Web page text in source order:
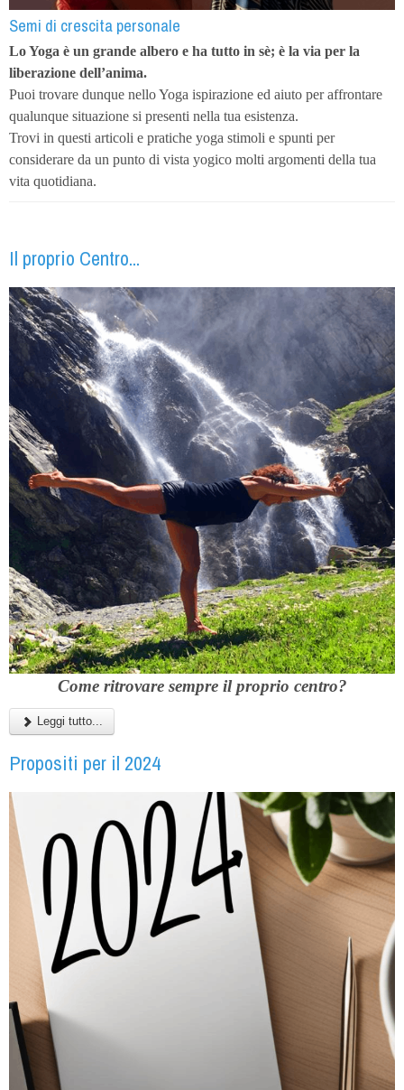
Semi di crescita personale
Lo Yoga è un grande albero e ha tutto in sè; è la via per la
liberazione dell’anima.
Puoi trovare dunque nello Yoga ispirazione ed aiuto per affrontare
qualunque situazione si presenti nella tua esistenza.
Trovi in questi articoli e pratiche yoga stimoli e spunti per
considerare da un punto di vista yogico molti argomenti della tua
vita quotidiana.
Il proprio Centro...
Come ritrovare sempre il proprio centro?
Leggi tutto...
Propositi per il 2024